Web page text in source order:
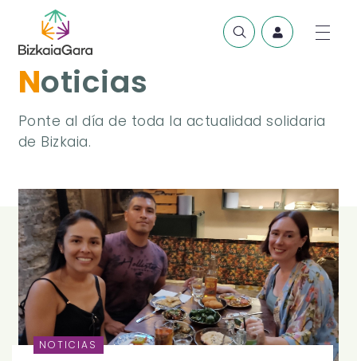
Noticias
Ponte al día de toda la actualidad solidaria
de Bizkaia.
NOTICIAS